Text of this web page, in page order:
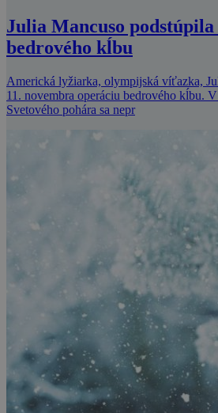
Julia Mancuso
bedrového kĺbu
Americká lyžiarka, olympijská víťazka,
11. novembra operáciu bedrového kĺbu.
Svetového pohára sa nepr